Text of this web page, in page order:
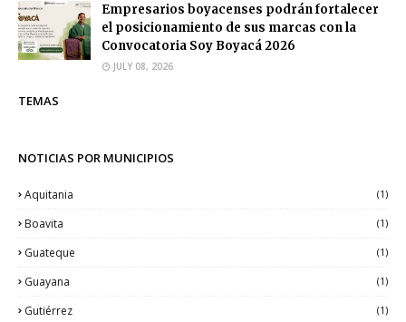
Empresarios boyacenses podrán fortalecer
el posicionamiento de sus marcas con la
Convocatoria Soy Boyacá 2026
JULY 08, 2026
TEMAS
NOTICIAS POR MUNICIPIOS
Aquitania (1)
Boavita (1)
Guateque (1)
Guayana (1)
Gutiérrez (1)